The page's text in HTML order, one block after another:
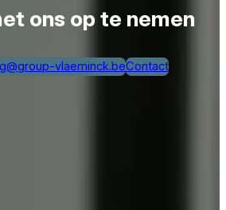
ons op te nemen
vlaeminck.beContact